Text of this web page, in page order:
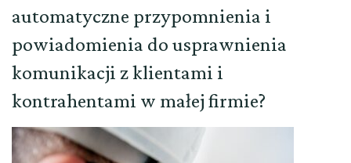
automatyczne przypomnienia i
powiadomienia do usprawnienia
komunikacji z klientami i
kontrahentami w małej firmie?